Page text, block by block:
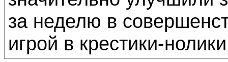
за неделю в
игрой в крестики-